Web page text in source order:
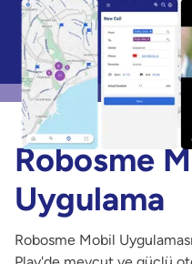
Robosme
Uygulama
Robosme Mobil